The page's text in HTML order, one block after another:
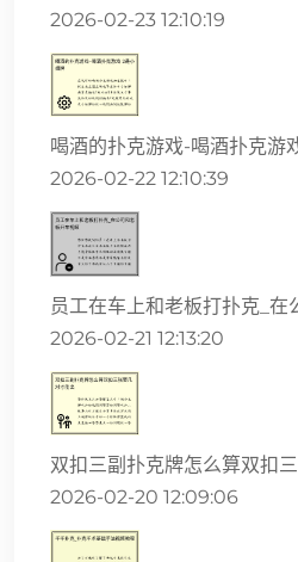
2026-02-23 12:10:19
喝酒的扑克游戏-喝酒扑克游
2026-02-22 12:10:39
员工在车上和老板打扑克_在
2026-02-21 12:13:20
双扣三副扑克牌怎么算双扣
2026-02-20 12:09:06